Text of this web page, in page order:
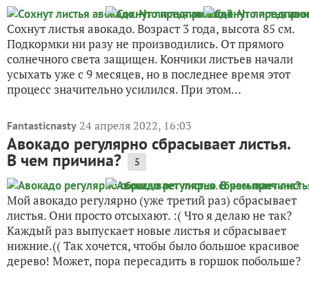
Сохнут листья авокадо. Возраст 3 года, высота 85 см.
Подкормки ни разу не производились. От прямого
солнечного света защищен. Кончики листьев начали
усыхать уже с 9 месяцев, но в последнее время этот
процесс значительно усилился. При этом...
Fantasticnasty 24 апреля 2022, 16:03
Авокадо регулярно сбрасывает листья.
В чем причина? 5
Мой авокадо регулярно (уже третий раз) сбрасывает
листья. Они просто отсыхают. :( Что я делаю не так?
Каждый раз выпускает новые листья и сбрасывает
нижние.(( Так хочется, чтобы было большое красивое
дерево! Может, пора пересадить в горшок побольше?